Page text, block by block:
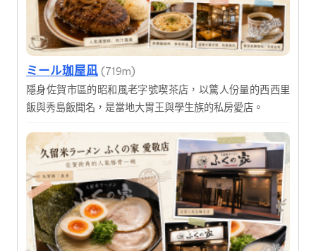
ミール珈屋凪 (719m)
隱身佐賀市區的昭和風老字號喫茶店，以驚人份量的西西里
飯與秀島飯聞名，是當地大胃王與學生族的私房愛店。